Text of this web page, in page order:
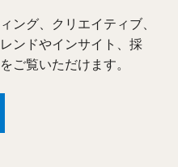
ング、クリエイティブ、
ンドやインサイト、採
ご覧いただけます。